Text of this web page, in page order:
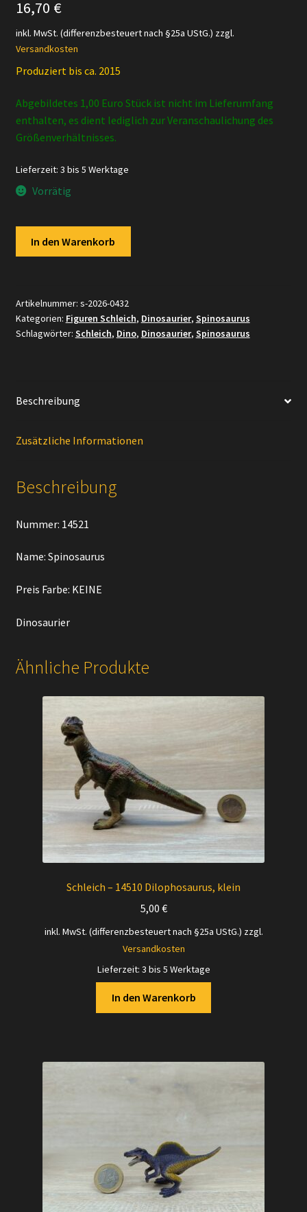
16,70 €
inkl. MwSt. (differenzbesteuert nach §25a UStG.) zzgl.
Versandkosten
Produziert bis ca. 2015
Abgebildetes 1,00 Euro Stück ist nicht im Lieferumfang
enthalten, es dient lediglich zur Veranschaulichung des
Größenverhältnisses.
Lieferzeit: 3 bis 5 Werktage
Vorrätig
Menge
In den Warenkorb
Artikelnummer: s-2026-0432
Kategorien: Figuren Schleich, Dinosaurier, Spinosaurus
Schlagwörter: Schleich, Dino, Dinosaurier, Spinosaurus
Beschreibung
Zusätzliche Informationen
Beschreibung
Nummer: 14521
Name: Spinosaurus
Preis Farbe: KEINE
Dinosaurier
Ähnliche Produkte
Schleich – 14510 Dilophosaurus, klein
5,00 €
inkl. MwSt. (differenzbesteuert nach §25a UStG.) zzgl.
Versandkosten
Lieferzeit: 3 bis 5 Werktage
In den Warenkorb